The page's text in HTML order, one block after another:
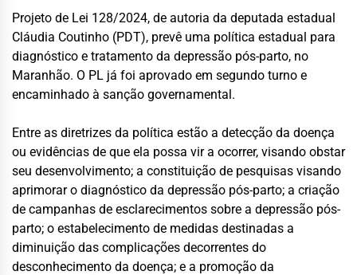
Projeto de Lei 128/2024, de autoria da deputada estadual
Cláudia Coutinho (PDT), prevê uma política estadual para
diagnóstico e tratamento da depressão pós-parto, no
Maranhão. O PL já foi aprovado em segundo turno e
encaminhado à sanção governamental.
Entre as diretrizes da política estão a detecção da doença
ou evidências de que ela possa vir a ocorrer, visando obstar
seu desenvolvimento; a constituição de pesquisas visando
aprimorar o diagnóstico da depressão pós-parto; a criação
de campanhas de esclarecimentos sobre a depressão pós-
parto; o estabelecimento de medidas destinadas a
diminuição das complicações decorrentes do
desconhecimento da doença; e a promoção da